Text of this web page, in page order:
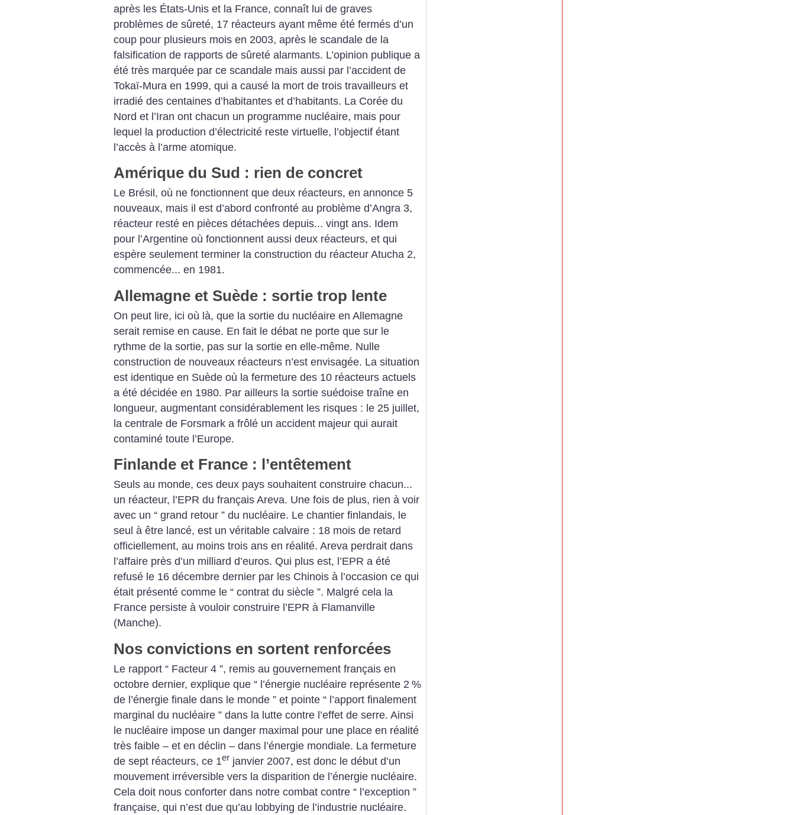
après les États-Unis et la France, connaît lui de graves
problèmes de sûreté, 17 réacteurs ayant même été fermés d’un
coup pour plusieurs mois en 2003, après le scandale de la
falsification de rapports de sûreté alarmants. L’opinion publique a
été très marquée par ce scandale mais aussi par l’accident de
Tokaï-Mura en 1999, qui a causé la mort de trois travailleurs et
irradié des centaines d’habitantes et d’habitants. La Corée du
Nord et l’Iran ont chacun un programme nucléaire, mais pour
lequel la production d’électricité reste virtuelle, l’objectif étant
l’accès à l’arme atomique.
Amérique du Sud : rien de concret
Le Brésil, où ne fonctionnent que deux réacteurs, en annonce 5
nouveaux, mais il est d’abord confronté au problème d’Angra 3,
réacteur resté en pièces détachées depuis... vingt ans. Idem
pour l’Argentine où fonctionnent aussi deux réacteurs, et qui
espère seulement terminer la construction du réacteur Atucha 2,
commencée... en 1981.
Allemagne et Suède : sortie trop lente
On peut lire, ici où là, que la sortie du nucléaire en Allemagne
serait remise en cause. En fait le débat ne porte que sur le
rythme de la sortie, pas sur la sortie en elle-même. Nulle
construction de nouveaux réacteurs n’est envisagée. La situation
est identique en Suède où la fermeture des 10 réacteurs actuels
a été décidée en 1980. Par ailleurs la sortie suédoise traîne en
longueur, augmentant considérablement les risques : le 25 juillet,
la centrale de Forsmark a frôlé un accident majeur qui aurait
contaminé toute l’Europe.
Finlande et France : l’entêtement
Seuls au monde, ces deux pays souhaitent construire chacun...
un réacteur, l’EPR du français Areva. Une fois de plus, rien à voir
avec un “ grand retour ” du nucléaire. Le chantier finlandais, le
seul à être lancé, est un véritable calvaire : 18 mois de retard
officiellement, au moins trois ans en réalité. Areva perdrait dans
l’affaire près d’un milliard d’euros. Qui plus est, l’EPR a été
refusé le 16 décembre dernier par les Chinois à l’occasion ce qui
était présenté comme le “ contrat du siècle ”. Malgré cela la
France persiste à vouloir construire l’EPR à Flamanville
(Manche).
Nos convictions en sortent renforcées
Le rapport “ Facteur 4 ”, remis au gouvernement français en
octobre dernier, explique que “ l’énergie nucléaire représente 2 %
de l’énergie finale dans le monde ” et pointe “ l’apport finalement
marginal du nucléaire ” dans la lutte contre l’effet de serre. Ainsi
le nucléaire impose un danger maximal pour une place en réalité
très faible – et en déclin – dans l’énergie mondiale. La fermeture
de sept réacteurs, ce 1er janvier 2007, est donc le début d’un
mouvement irréversible vers la disparition de l’énergie nucléaire.
Cela doit nous conforter dans notre combat contre “ l’exception ”
française, qui n’est due qu’au lobbying de l’industrie nucléaire.